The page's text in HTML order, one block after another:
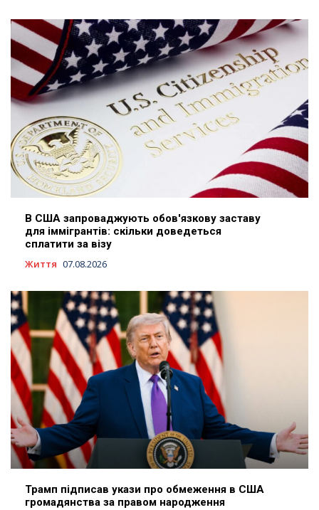
В США запроваджують обов'язкову заставу
для іммігрантів: скільки доведеться
сплатити за візу
Життя 07.08.2026
Трамп підписав укази про обмеження в США
громадянства за правом народження